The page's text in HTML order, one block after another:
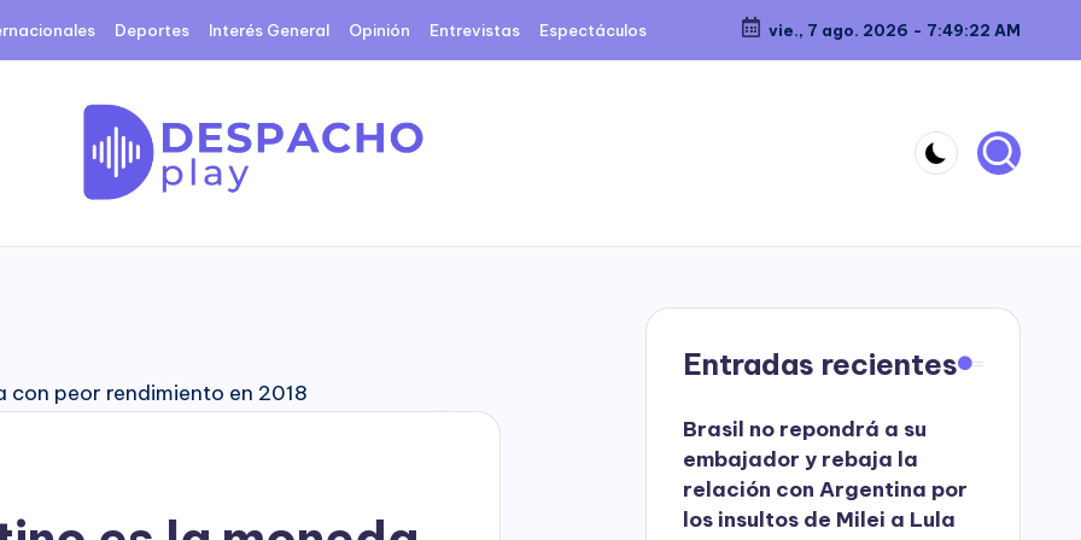
Deportes Interés General Opinión Entrevistas Espectáculos vie., 7 ago. 2026 - 7:49:22 AM
D
p
Entradas recientes
Brasil no repondrá a su
embajador y rebaja la
relación con Argentina por
los insultos de Milei a Lula